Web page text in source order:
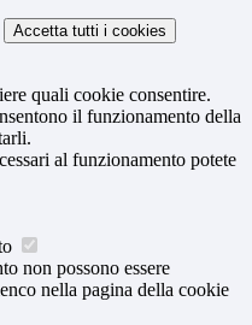
Accetta tutti i cookies
quali cookie consentire.
il funzionamento della
al funzionamento potete
non possono essere
nella pagina della cookie